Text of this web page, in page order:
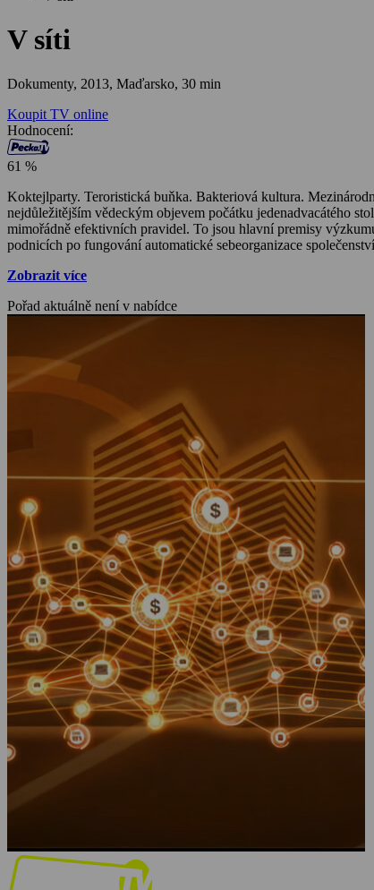
V síti
Dokumenty, 2013, Maďarsko, 30 min
Koupit TV online
Hodnocení:
61 %
Koktejlparty. Teroristická buňka. Bakteriová kultura.
nejdůležitějším vědeckým objevem počátku jedenadvacátého
mimořádně efektivních pravidel. To jsou hlavní premisy
podnicích po fungování automatické sebeorganizace
Zobrazit více
Pořad aktuálně není v nabídce